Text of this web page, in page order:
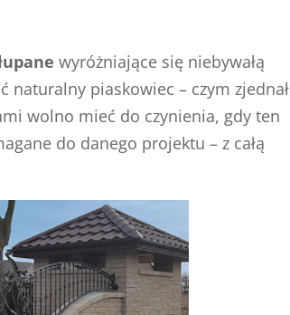
wyróżniające się niebywałą
naturalny piaskowiec – czym zjednał
wolno mieć do czynienia, gdy ten
do danego projektu – z całą